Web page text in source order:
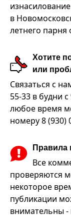
в
летнего парня
Хотите
или
Связаться с
55-33 в будни
любое время
номеру 8 (930)
Правила
Все
проверяются
некоторое
публикации
внимательны